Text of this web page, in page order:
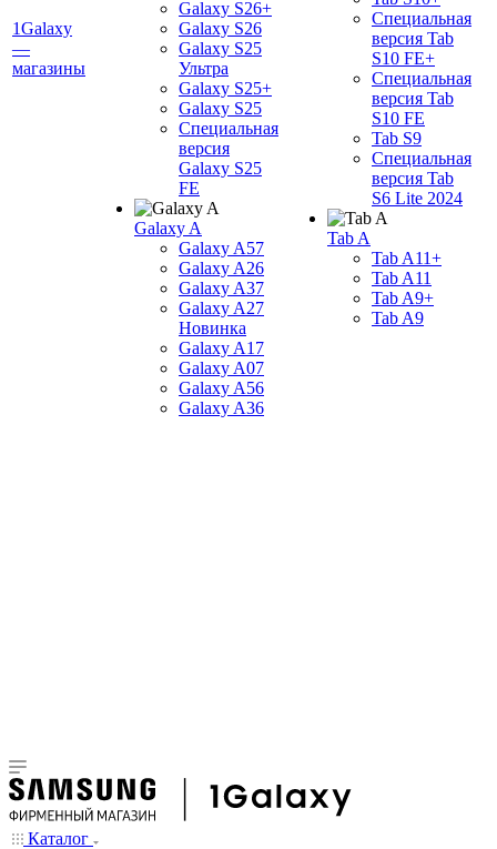
1Galaxy
—
магазины
Galaxy S26+
Galaxy S26
Galaxy S25
Ультра
Galaxy S25+
Galaxy S25
Специальная
версия
Galaxy S25
FE
Galaxy A
Galaxy A57
Galaxy A26
Galaxy A37
Galaxy A27
Новинка
Galaxy A17
Galaxy A07
Galaxy A56
Galaxy A36
Специальная
версия Tab
S10 FE+
Специальная
версия Tab
S10 FE
Tab S9
Специальная
версия Tab
S6 Lite 2024
Tab A
Tab A11+
Tab A11
Tab A9+
Tab A9
Каталог